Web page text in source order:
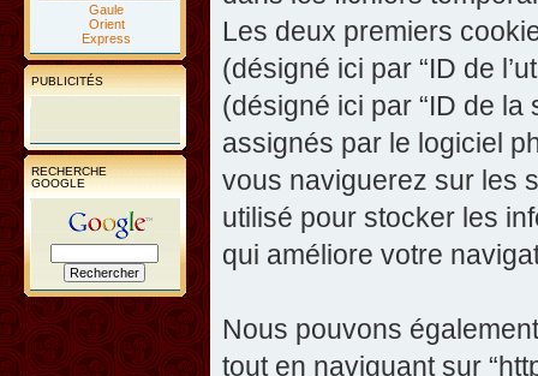
Gaule
Orient
Express
PUBLICITÉS
RECHERCHE
GOOGLE
Les deux premiers
(désigné ici par “ID de
(désigné ici par “ID de
assignés par le logiciel
vous naviguerez sur les
utilisé pour stocker les
qui améliore votre
Nous pouvons
tout en naviguant sur